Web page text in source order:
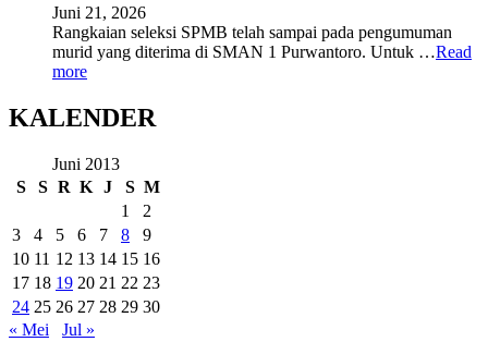
Juni 21, 2026
Rangkaian seleksi SPMB telah sampai pada pengumuman
murid yang diterima di SMAN 1 Purwantoro. Untuk …Read
more
KALENDER
Juni 2013
S
S R K J S M
1
2
3
4 5 6 7 8
9
10 11 12 13 14 15 16
17 18 19 20 21 22 23
24 25 26 27 28 29 30
« Mei
Jul »